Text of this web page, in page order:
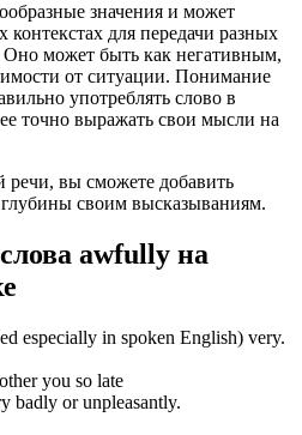
значения и может
контекстах для передачи разных
может быть как негативным,
от ситуации. Понимание
употреблять слово в
точно выражать свои мысли на
вы сможете добавить
своим высказываниям.
awfully на
especially in spoken English) very.
you so late
badly or unpleasantly.